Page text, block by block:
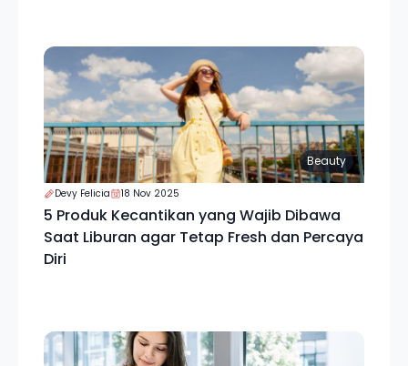
Beauty
Devy Felicia 18 Nov 2025
5 Produk Kecantikan yang Wajib Dibawa
Saat Liburan agar Tetap Fresh dan Percaya
Diri